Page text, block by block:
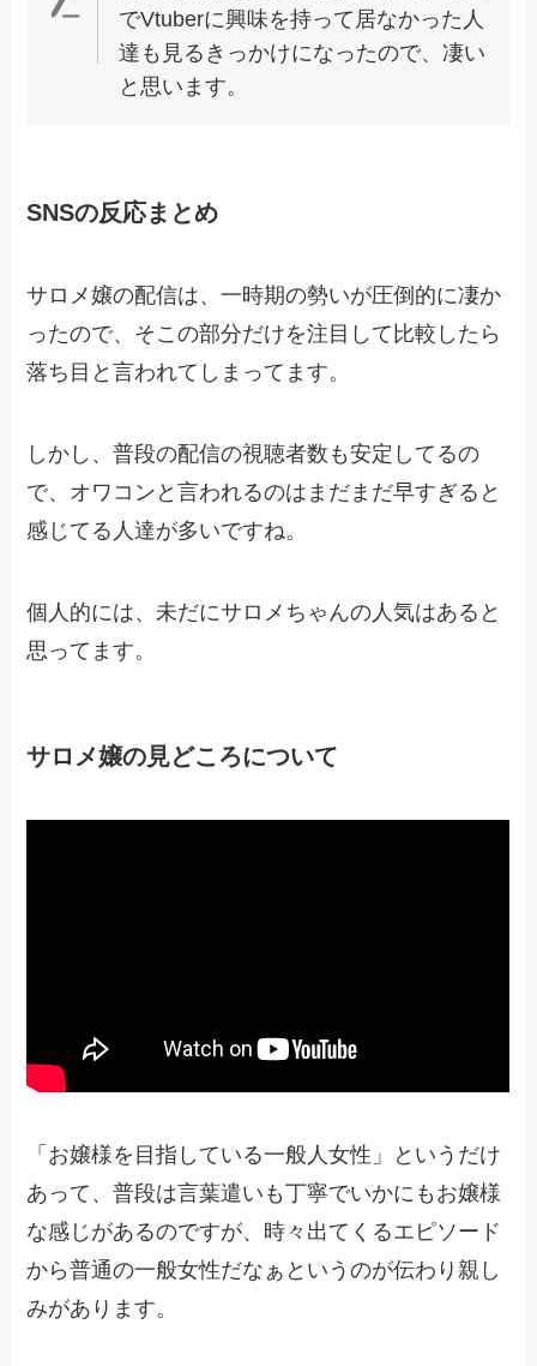
でVtuberに興味を持って居なかった人
達も見るきっかけになったので、凄い
と思います。
SNSの反応まとめ
サロメ嬢の配信は、一時期の勢いが圧倒的に凄か
ったので、そこの部分だけを注目して比較したら
落ち目と言われてしまってます。
しかし、普段の配信の視聴者数も安定してるの
で、オワコンと言われるのはまだまだ早すぎると
感じてる人達が多いですね。
個人的には、未だにサロメちゃんの人気はあると
思ってます。
サロメ嬢の見どころについて
「お嬢様を目指している一般人女性」というだけ
あって、普段は言葉遣いも丁寧でいかにもお嬢様
な感じがあるのですが、時々出てくるエピソード
から普通の一般女性だなぁというのが伝わり親し
みがあります。